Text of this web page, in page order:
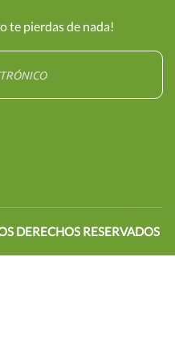
te pierdas de nada!
DERECHOS RESERVADOS